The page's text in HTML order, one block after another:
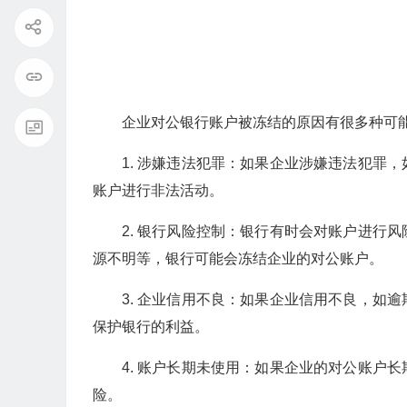
企业对公银行账户被冻结的原因有很多种可
1. 涉嫌违法犯罪：如果企业涉嫌违法犯罪
账户进行非法活动。
2. 银行风险控制：银行有时会对账户进行
源不明等，银行可能会冻结企业的对公账户。
3. 企业信用不良：如果企业信用不良，如
保护银行的利益。
4. 账户长期未使用：如果企业的对公账户
险。